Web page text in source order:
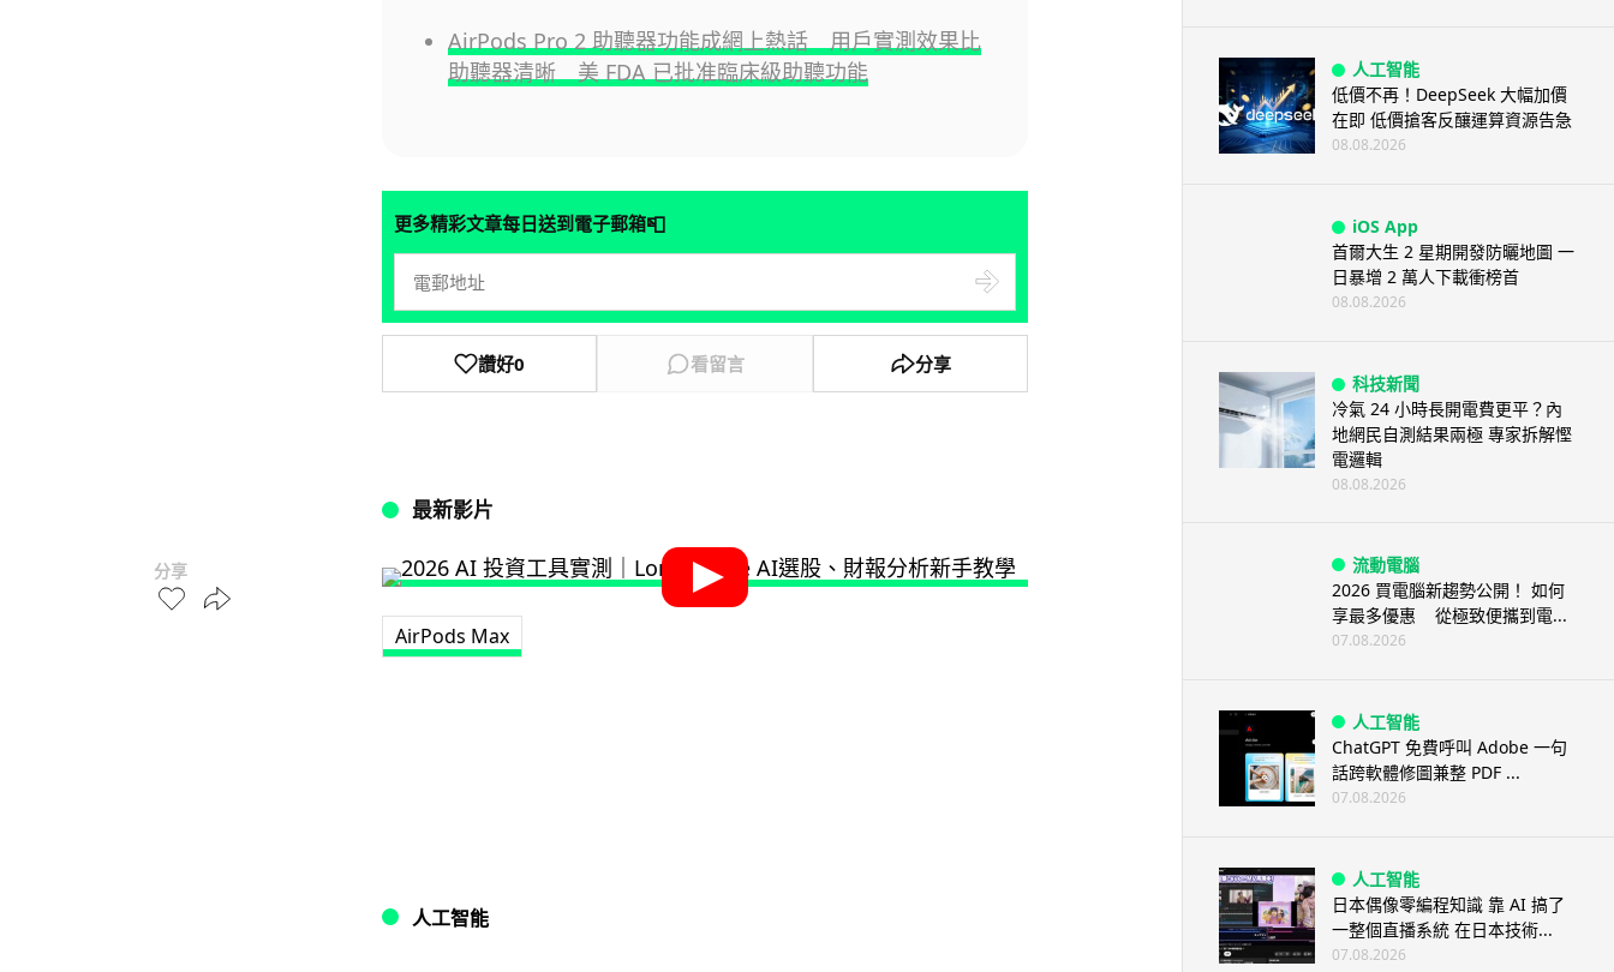
分享
AirPods Pro 2 助聽器功能成網上熱話 用戶實測效果比
助聽器清晰 美 FDA 已批准臨床級助聽功能
更多精彩文章每日送到電子郵箱📮
讚好0 看留言 分享
最新影片
AirPods Max
人工智能
人工智能
低價不再！DeepSeek 大幅加價
在即 低價搶客反釀運算資源告急
08.08.2026
iOS App
首爾大生 2 星期開發防曬地圖 一
日暴增 2 萬人下載衝榜首
08.08.2026
科技新聞
冷氣 24 小時長開電費更平？內
地網民自測結果兩極 專家拆解慳
電邏輯
08.08.2026
流動電腦
2026 買電腦新趨勢公開！ 如何
享最多優惠 從極致便攜到電...
07.08.2026
人工智能
ChatGPT 免費呼叫 Adobe 一句
話跨軟體修圖兼整 PDF ...
07.08.2026
人工智能
日本偶像零編程知識 靠 AI 搞了
一整個直播系統 在日本技術...
07.08.2026